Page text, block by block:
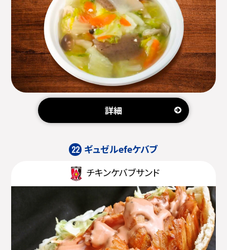
詳細
22 ギュゼルefeケバブ
チキンケバブサンド